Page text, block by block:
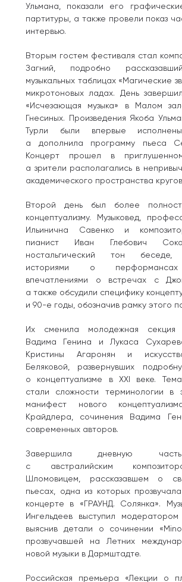
Ульмана, показали его
партитуры, а также провели показ
интервью.
Вторым гостем фестиваля стал
Загний, подробно
музыкальных таблицах «Магические
микротоновых ладах. День
«Исчезающая музыка» в Малом
Гнесиных. Произведения Якоба
Турли были впервые
а дополнила программу пьеса
Концерт прошел в
а зрители располагались в
академического пространства
Второй день был более
концептуализму. Музыковед,
Ильинична Савенко и
пианист Иван Глебович
ностальгический тон беседе,
историями о
впечатлениями о встречах с
а также обсудили специфику
и 90-е годы, обозначив рамку этого
Их сменила молодежная секция
Вадима Генина и Лукаса
Кристины Агаронян и
Беляковой, развернувших
о концептуализме в XXI веке.
стали сложности терминологии в
манифест нового
Крайдлера, сочинения Вадима
современных авторов.
Завершила дневную
с австралийским
Шломовицем, рассказавшем о
пьесах, одна из которых
концерте в «ГРАУНД. Солянка».
Ингельдеев выступил
выяснив детали о сочинении
прозвучавшей на Летних
новой музыки в Дармштадте.
Российская премьера «Лекции о